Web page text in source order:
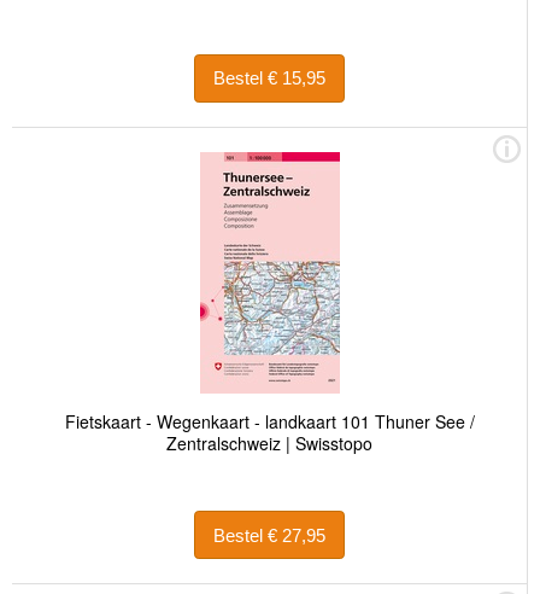
Bestel € 15,95
Fietskaart - Wegenkaart - landkaart 101 Thuner See /
Zentralschweiz | Swisstopo
Bestel € 27,95